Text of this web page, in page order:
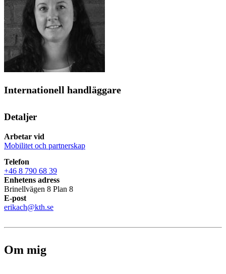
Internationell handläggare
Detaljer
Arbetar vid
Mobilitet och partnerskap
Telefon
+46 8 790 68 39
Enhetens adress
Brinellvägen 8 Plan 8
E-post
erikach@kth.se
Om mig